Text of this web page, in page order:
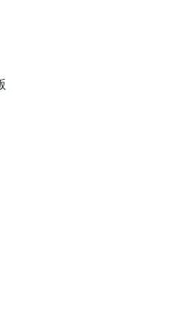
度高、效果差、技术经
关于生活垃圾渗滤液处
技术主要有物化处理技